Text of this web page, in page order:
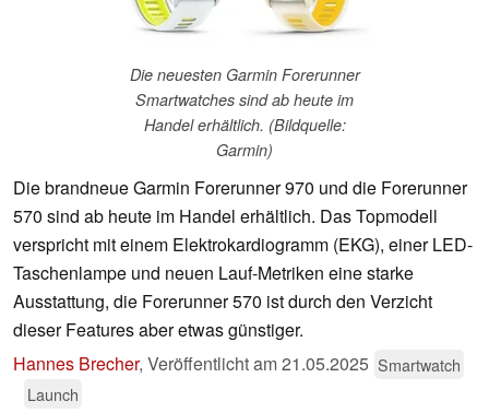
Die neuesten Garmin Forerunner
Smartwatches sind ab heute im
Handel erhältlich. (Bildquelle:
Garmin)
Die brandneue Garmin Forerunner 970 und die Forerunner
570 sind ab heute im Handel erhältlich. Das Topmodell
verspricht mit einem Elektrokardiogramm (EKG), einer LED-
Taschenlampe und neuen Lauf-Metriken eine starke
Ausstattung, die Forerunner 570 ist durch den Verzicht
dieser Features aber etwas günstiger.
Hannes Brecher, Veröffentlicht am21.05.2025 Smartwatch
Launch